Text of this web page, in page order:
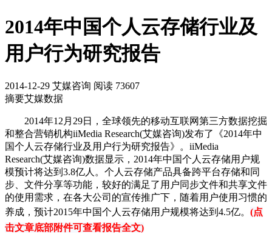
2014年中国个人云存储行业及
用户行为研究报告
2014-12-29 艾媒咨询 阅读 73607
摘要艾媒数据
2014年12月29日，全球领先的移动互联网第三方数据挖掘
和整合营销机构iiMedia Research(艾媒咨询)发布了《2014年中
国个人云存储行业及用户行为研究报告》。iiMedia
Research(艾媒咨询)数据显示，2014年中国个人云存储用户规
模预计将达到3.8亿人。个人云存储产品具备跨平台存储和同
步、文件分享等功能，较好的满足了用户同步文件和共享文件
的使用需求，在各大公司的宣传推广下，随着用户使用习惯的
养成，预计2015年中国个人云存储用户规模将达到4.5亿。 (点
击文章底部附件可查看报告全文)